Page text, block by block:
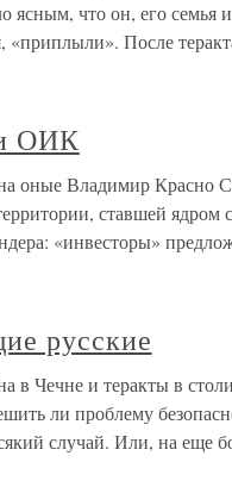
ясным, что он, его семья
«приплыли». После
ОИК
оные Владимир Красно
ставшей ядром
«инвесторы»
русские
в Чечне и теракты в
ли проблему
случай. Или, на еще